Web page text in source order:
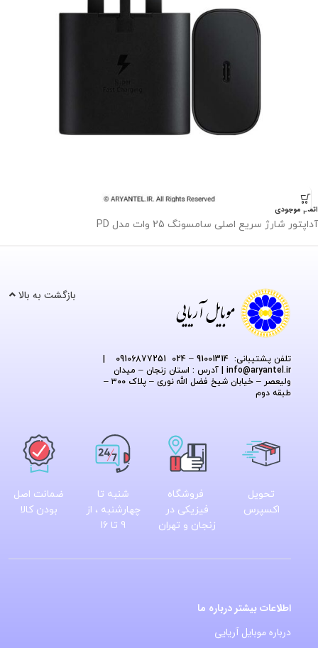
اتمام موجودی
آداپتور شارژ سریع اصلی سامسونگ 25 وات مدل PD
تلفن پشتیبانی: 91001314 – 024 09106877251
info@aryantel.ir
| آدرس : استان زنجان – میدان
ولیعصر – خیابان شیخ فضل الله نوری – پلاک ۳۰۰ –
طبقه دوم
بازگشت به بالا
تحویل
اکسپرس
فروشگاه
فیزیکی در
زنجان و تهران
شنبه تا
چهارشنبه ، از
9 تا 16
ضمانت اصل
بودن کالا
اطلاعات بیشتر درباره ما
درباره موبایل آریایی